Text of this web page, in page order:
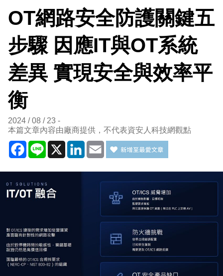
OT網路安全防護關鍵五
步驟 因應IT與OT系統
差異 實現安全與效率平
衡
2024 / 08 / 23
本篇文章內容由廠商提供，不代表資安人科技網觀點
Facebook
Line X LinkedIn
Email